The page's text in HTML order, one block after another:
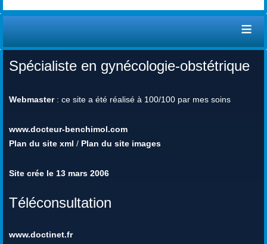
≡
Spécialiste en gynécologie-obstétrique
Webmaster: ce site a été réalisé à 100/100 par mes soins
www.docteur-benchimol.com
Plan du site xml / Plan du site images
Site crée le 13 mars 2006
Téléconsultation
www.doctinet.fr